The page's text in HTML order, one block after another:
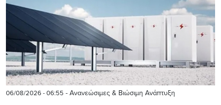
06/08/2026 - 06:55 - Ανανεώσιμες & Βιώσιμη Ανάπτυξη